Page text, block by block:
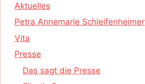
Aktuelles
Petra Annemarie Schleifenheimer
Vita
Presse
Das sagt die Presse